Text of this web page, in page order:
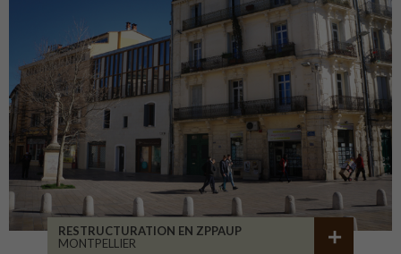
RESTRUCTURATION EN ZPPAUP
MONTPELLIER